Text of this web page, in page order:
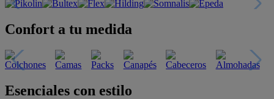
Confort a tu medida
Esenciales con estilo